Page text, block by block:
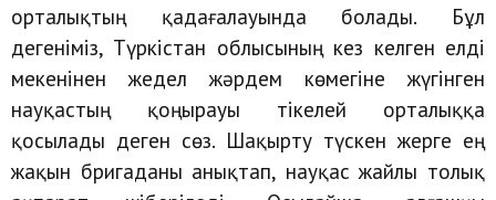
орталықтың қадағалауында болады. Бұл
дегеніміз, Түркістан облысының кез келген елді
мекенінен жедел жәрдем көмегіне жүгінген
науқастың қоңырауы тікелей орталыққа
қосылады деген сөз. Шақырту түскен жерге ең
жақын бригаданы анықтап, науқас жайлы толық